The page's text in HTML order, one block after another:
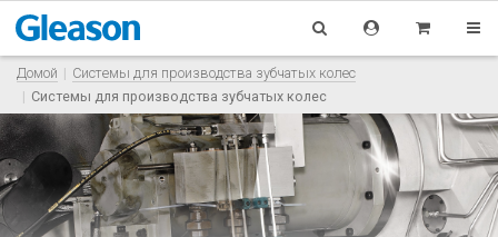
Домой
Системы для производства зубчатых колес
Системы для производства зубчатых колес